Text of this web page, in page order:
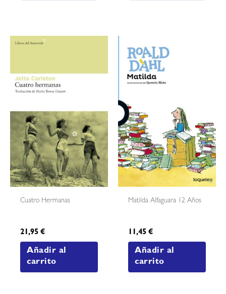
Cuatro Hermanas
21,95€
Añadir al
carrito
Matilda Alfaguara 12 Años
11,45€
Añadir al
carrito